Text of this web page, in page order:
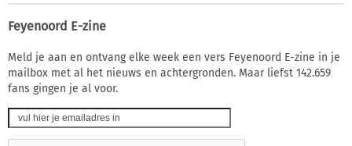
Feyenoord E-zine
Meld je aan en ontvang elke week een vers Feyenoord E-zine in je
mailbox met al het nieuws en achtergronden. Maar liefst 142.659
fans gingen je al voor.